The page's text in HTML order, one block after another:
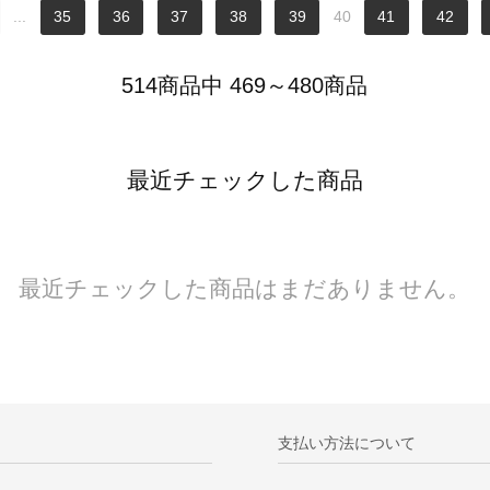
... 35 36 37 38 39 40 41 42
514商品中 469～480商品
最近チェックした商品
最近チェックした商品はまだありません。
支払い方法について